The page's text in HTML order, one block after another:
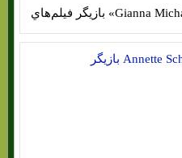
جیانا مایکلز «بـه انگلیسی: Gianna Michaels» بازیگر فیلم‌هاي‌